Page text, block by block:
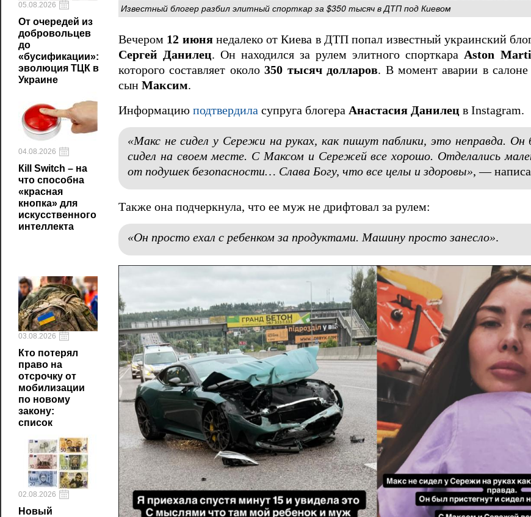
05.08.2026
От очередей из
добровольцев
до
«бусификации»:
эволюция ТЦК в
Украине
04.08.2026
Кill Switch – на
что способна
«красная
кнопка» для
искусственного
интеллекта
03.08.2026
Кто потерял
право на
отсрочку от
мобилизации
по новому
закону:
список
02.08.2026
Новый
Известный блогер разбил элитный спорткар за $350 тысяч в ДТП под Киевом
Вечером 12 июнянедалеко от Киева в ДТП попал известный украинский
Сергей Данилец. Он находился за рулем элитного спорткара Aston
которого составляет около350 тысяч долларов. В момент аварии в
сын Максим.
Информацию подтвердила супруга блогера Анастасия Данилец в Instagram.
«Макс не сидел у Сережи на руках, как пишут паблики, это неправда. Он
сидел на своем месте. С Максом и Сережей все хорошо. Отделались
от подушек безопасности… Слава Богу, что все целы и здоровы», —
Также она подчеркнула, что ее муж не дрифтовал за рулем:
«Он просто ехал с ребенком за продуктами. Машину просто занесло».